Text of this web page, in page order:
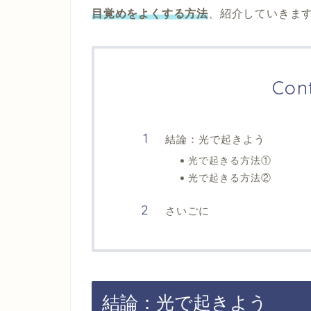
目覚めをよくする方法 、紹介していきま
結論：光で起きよう
光で起きる方法①
光で起きる方法②
さいごに
結論：光で起きよう